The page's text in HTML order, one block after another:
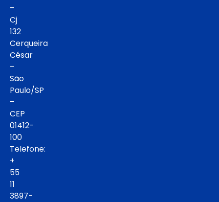
–
Cj
132
Cerqueira
César
–
São
Paulo/SP
–
CEP
01412-
100
Telefone:
+
55
11
3897-